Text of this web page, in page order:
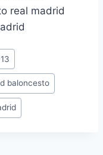
baloncesto